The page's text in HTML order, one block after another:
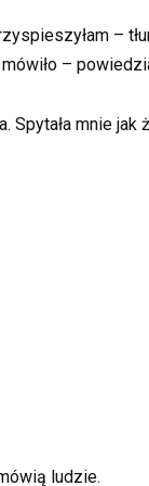
–
–
Spytała mnie jak
ludzie.